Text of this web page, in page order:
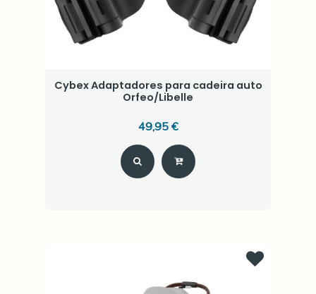
Cybex Adaptadores para cadeira auto
Orfeo/Libelle
49,95 €